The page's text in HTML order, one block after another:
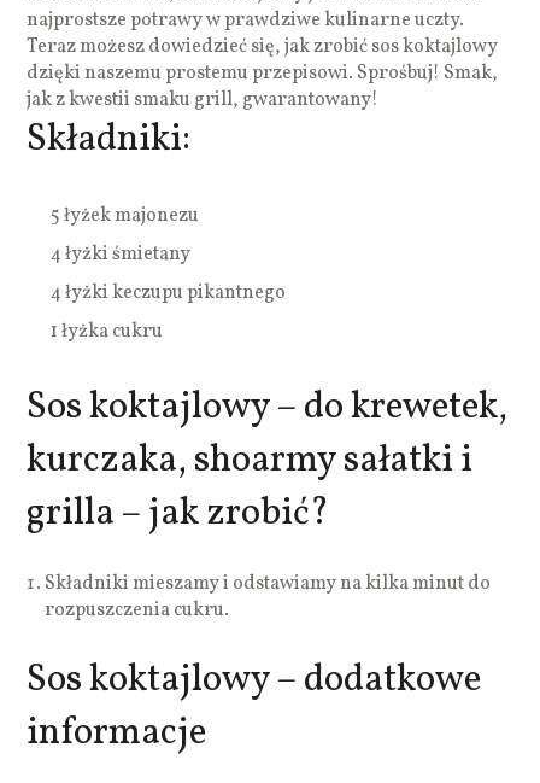
najprostsze potrawy w prawdziwe kulinarne uczty.
Teraz możesz dowiedzieć się, jak zrobić sos koktajlowy
dzięki naszemu prostemu przepisowi. Sprośbuj! Smak,
jak z kwestii smaku grill, gwarantowany!
Składniki:
5 łyżek majonezu
4 łyżki śmietany
4 łyżki keczupu pikantnego
1 łyżka cukru
Sos koktajlowy – do krewetek,
kurczaka, shoarmy sałatki i
grilla – jak zrobić?
Składniki mieszamy i odstawiamy na kilka minut do
rozpuszczenia cukru.
Sos koktajlowy – dodatkowe
informacje